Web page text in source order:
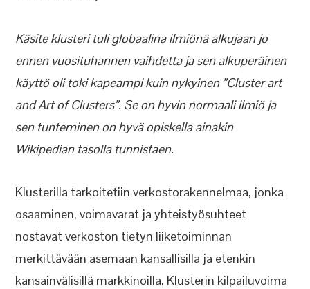
Käsite klusteri tuli globaalina ilmiönä alkujaan jo
ennen vuosituhannen vaihdetta ja sen alkuperäinen
käyttö oli toki kapeampi kuin nykyinen ”Cluster art
and Art of Clusters”. Se on hyvin normaali ilmiö ja
sen tunteminen on hyvä opiskella ainakin
Wikipedian tasolla tunnistaen.
Klusterilla tarkoitetiin verkostorakennelmaa, jonka
osaaminen, voimavarat ja yhteistyösuhteet
nostavat verkoston tietyn liiketoiminnan
merkittävään asemaan kansallisilla ja etenkin
kansainvälisillä markkinoilla. Klusterin kilpailuvoima